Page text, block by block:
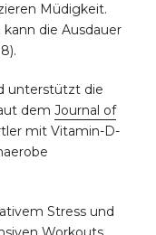
Müdigkeit.
die Ausdauer
unterstützt die
dem Journal of
mit Vitamin-D-
Stress und